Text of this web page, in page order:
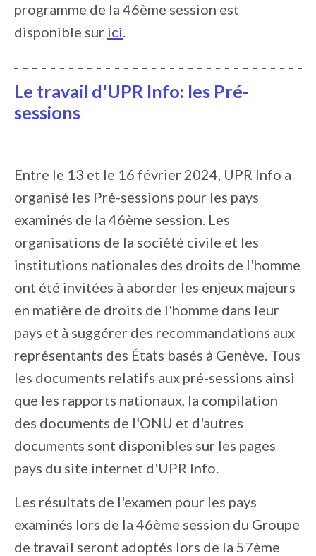
programme de la 46ème session est
disponible sur ici.
Le travail d'UPR Info: les Pré-
sessions
Entre le 13 et le 16 février 2024, UPR Info a
organisé les Pré-sessions pour les pays
examinés de la 46ème session. Les
organisations de la société civile et les
institutions nationales des droits de l'homme
ont été invitées à aborder les enjeux majeurs
en matière de droits de l'homme dans leur
pays et à suggérer des recommandations aux
représentants des États basés à Genève. Tous
les documents relatifs aux pré-sessions ainsi
que les rapports nationaux, la compilation
des documents de l'ONU et d'autres
documents sont disponibles sur les pages
pays du site internet d'UPR Info.
Les résultats de l'examen pour les pays
examinés lors de la 46ème session du Groupe
de travail seront adoptés lors de la 57ème